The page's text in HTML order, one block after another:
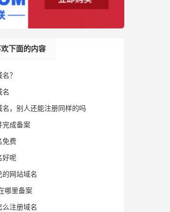
下面的内容
？
名
名，别人还能注册同样的吗
完成备案
免费
好呢
网站域名
哪里备案
么注册域名